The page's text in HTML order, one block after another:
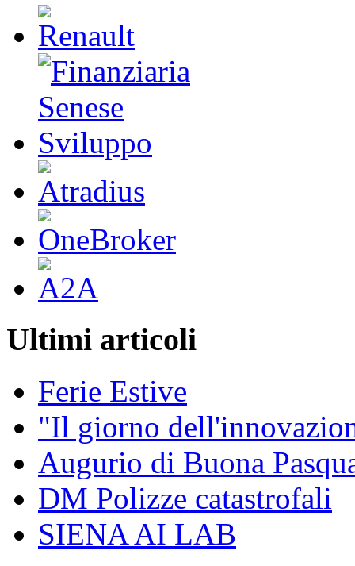
Ultimi articoli
Ferie Estive
"Il giorno
Augurio di Buona
DM Polizze catastrofali
SIENA AI LAB